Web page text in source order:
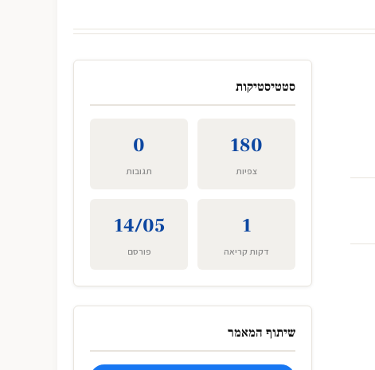
סטטיסטיקות
180
צפיות
0
תגובות
1
דקות קריאה
14/05
פורסם
שיתוף המאמר